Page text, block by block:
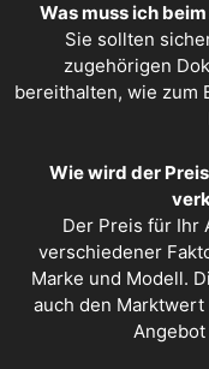
Was muss ich
Sie sollten
zugehörigen
bereithalten, wie zum
Wie wird der
Der Preis für Ihr
verschiedener
Marke und Modell.
auch den